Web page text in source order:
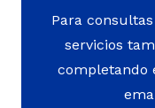
Para
servicios
completando